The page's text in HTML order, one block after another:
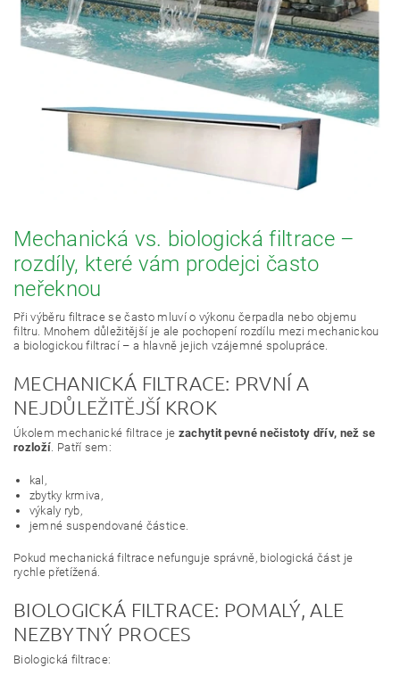
Mechanická vs. biologická filtrace –
rozdíly, které vám prodejci často
neřeknou
Při výběru filtrace se často mluví o výkonu čerpadla nebo objemu
filtru. Mnohem důležitější je ale pochopení rozdílu mezi mechanickou
a biologickou filtrací – a hlavně jejich vzájemné spolupráce.
MECHANICKÁ FILTRACE: PRVNÍ A
NEJDŮLEŽITĚJŠÍ KROK
Úkolem mechanické filtrace je zachytit pevné nečistoty dřív, než se
rozloží . Patří sem:
kal,
zbytky krmiva,
výkaly ryb,
jemné suspendované částice.
Pokud mechanická filtrace nefunguje správně, biologická část je
rychle přetížená.
BIOLOGICKÁ FILTRACE: POMALÝ, ALE
NEZBYTNÝ PROCES
Biologická filtrace: